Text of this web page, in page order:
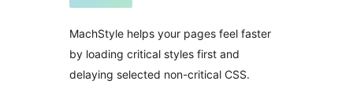
MachStyle helps your pages feel faster
by loading critical styles first and
delaying selected non-critical CSS.